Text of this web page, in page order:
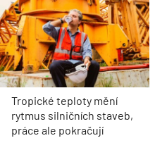
Tropické teploty mění
rytmus silničních staveb,
práce ale pokračují